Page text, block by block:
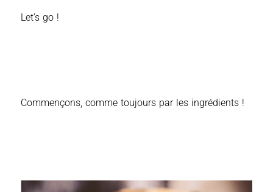
Let’s go !
Commençons, comme toujours par les ingrédients !